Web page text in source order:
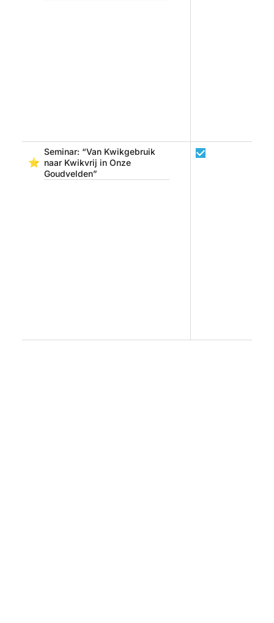
⭐
Seminar: “Van Kwikgebruik
naar Kwikvrij in Onze
Goudvelden”